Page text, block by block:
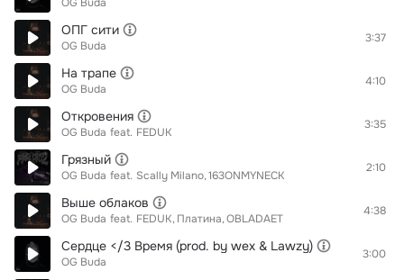
ОПГ сити
OG Buda
3:37
На трапе
OG Buda
4:10
Откровения
OG Buda feat. FEDUK
3:35
Грязный
OG Buda feat. Scally Milano 163ONMYNECK
2:10
Выше облаков
OG Buda feat. FEDUK Платина OBLADAET
4:38
Сердце </3 Время (prod. by wex & Lawzy)
OG Buda
3:00